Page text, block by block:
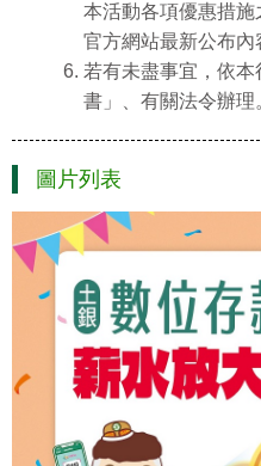
本活動各項優惠措
官方網站最新公布內
若有未盡事宜，依
書」、有關法令辦理
圖片列表